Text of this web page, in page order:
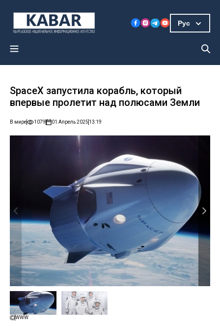
Рус
SpaceX запустила корабль, который
впервые пролетит над полюсами Земли
В мире 1079 01 Апрель 2025 13:19
WWW